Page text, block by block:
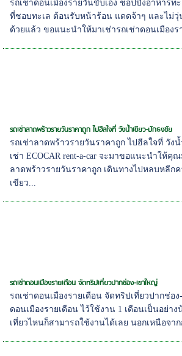
รถเช่าดอนเมืองรายวันขับเอง ช็อปปิ้งอาหารท
ที่ชอบทะเล ต้อนรับหน้าร้อน แดดจ้าๆ และไม่วุ่
ด้วยแล้ว ขอแนะนำให้มาเช่ารถเช่าดอนเมืองร
รถเช่าลาดพร้าวรายวันราคาถูก ไปฮีลใจที่ วังน้ำเขียว-ปักธงชัย
รถเช่าลาดพร้าวรายวันราคาถูก ไปฮีลใจที่ วัง
เช่า ECOCAR rent-a-car จะมาขอแนะนำให้คุ
ลาดพร้าวรายวันราคาถูก เดินทางไปหลบหลีก
เขียว...
รถเช่าดอนเมืองรายเดือน จัดทริปเที่ยวปากช่อง-เขาใหญ่
รถเช่าดอนเมืองรายเดือน จัดทริปเที่ยวปากช่อ
ดอนเมืองรายเดือน ไว้ใช้งาน 1 เดือนเป็นอย่าง
เที่ยวไหนก็สามารถใช้งานได้เลย นอกเหนือจาก